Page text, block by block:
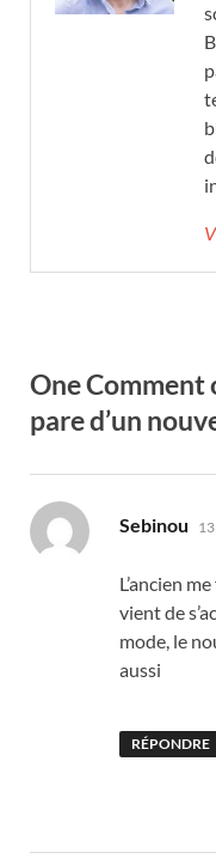
One Comment
pare d’un
Sebinou
L’ancien
vient de
mode, le
aussi
RÉPONDRE